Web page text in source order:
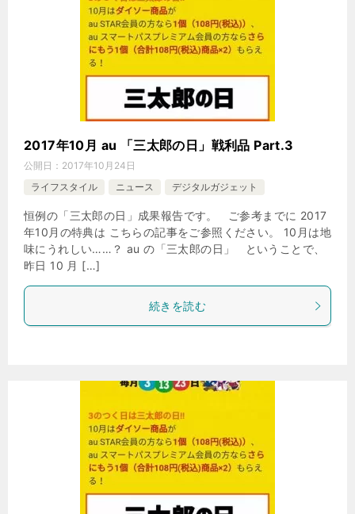
2017年10月 au 「三太郎の日」戦利品 Part.3
公開日： 2017年10月24日
ライフスタイル
ニュース デジタルガジェット
恒例の「三太郎の日」成果報告です。 ご参考までに 2017
年10月の特典は こちらの記事をご参照ください。 10月は地
味にうれしい……？ au の「三太郎の日」 ということで、
昨日 10 月 […]
続きを読む